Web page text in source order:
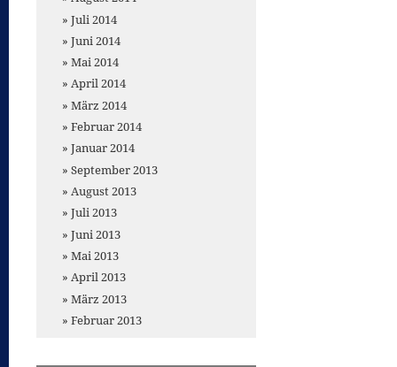
Juli 2014
Juni 2014
Mai 2014
April 2014
März 2014
Februar 2014
Januar 2014
September 2013
August 2013
Juli 2013
Juni 2013
Mai 2013
April 2013
März 2013
Februar 2013